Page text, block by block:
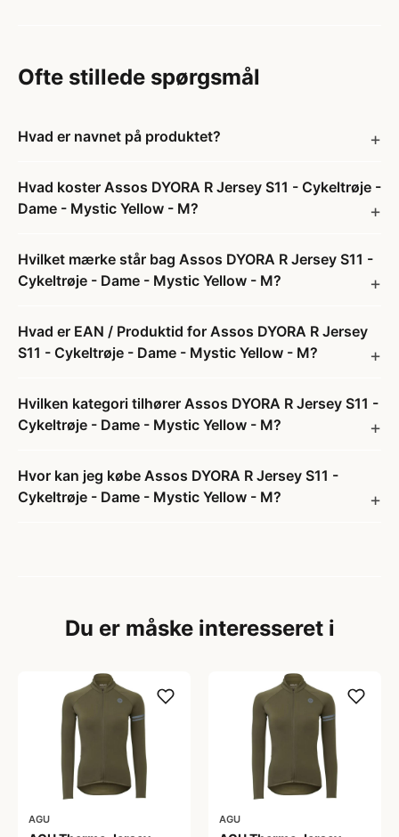
Ofte stillede spørgsmål
Hvad er navnet på produktet?
Hvad koster Assos DYORA R Jersey S11 - Cykeltrøje -
Dame - Mystic Yellow - M?
Hvilket mærke står bag Assos DYORA R Jersey S11 -
Cykeltrøje - Dame - Mystic Yellow - M?
Hvad er EAN / Produktid for Assos DYORA R Jersey
S11 - Cykeltrøje - Dame - Mystic Yellow - M?
Hvilken kategori tilhører Assos DYORA R Jersey S11 -
Cykeltrøje - Dame - Mystic Yellow - M?
Hvor kan jeg købe Assos DYORA R Jersey S11 -
Cykeltrøje - Dame - Mystic Yellow - M?
Du er måske interesseret i
AGU AGU